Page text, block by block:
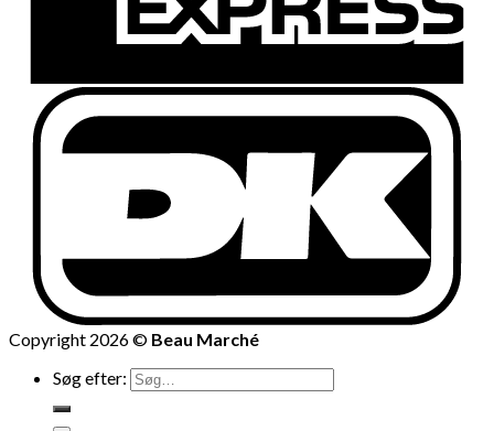
Copyright 2026 © Beau Marché
Søg efter: